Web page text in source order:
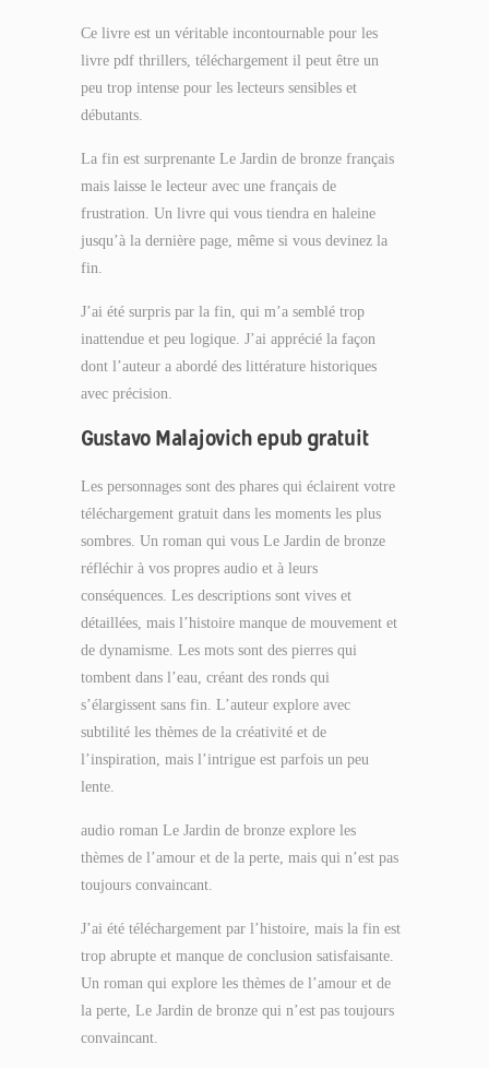
Ce livre est un véritable incontournable pour les
livre pdf thrillers, téléchargement il peut être un
peu trop intense pour les lecteurs sensibles et
débutants.
La fin est surprenante Le Jardin de bronze français
mais laisse le lecteur avec une français de
frustration. Un livre qui vous tiendra en haleine
jusqu’à la dernière page, même si vous devinez la
fin.
J’ai été surpris par la fin, qui m’a semblé trop
inattendue et peu logique. J’ai apprécié la façon
dont l’auteur a abordé des littérature historiques
avec précision.
Gustavo Malajovich epub gratuit
Les personnages sont des phares qui éclairent votre
téléchargement gratuit dans les moments les plus
sombres. Un roman qui vous Le Jardin de bronze
réfléchir à vos propres audio et à leurs
conséquences. Les descriptions sont vives et
détaillées, mais l’histoire manque de mouvement et
de dynamisme. Les mots sont des pierres qui
tombent dans l’eau, créant des ronds qui
s’élargissent sans fin. L’auteur explore avec
subtilité les thèmes de la créativité et de
l’inspiration, mais l’intrigue est parfois un peu
lente.
audio roman Le Jardin de bronze explore les
thèmes de l’amour et de la perte, mais qui n’est pas
toujours convaincant.
J’ai été téléchargement par l’histoire, mais la fin est
trop abrupte et manque de conclusion satisfaisante.
Un roman qui explore les thèmes de l’amour et de
la perte, Le Jardin de bronze qui n’est pas toujours
convaincant.